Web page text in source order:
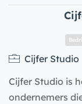
Cijfer Studio
Cijfer Studio is
ondernemers